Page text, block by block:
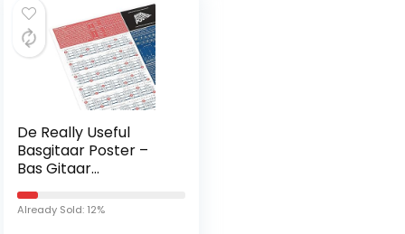
De Really Useful
Basgitaar Poster –
Bas Gitaar
Akkoorden Poster –
Geïllustreerde
Akkoorden en
Already Sold: 12%